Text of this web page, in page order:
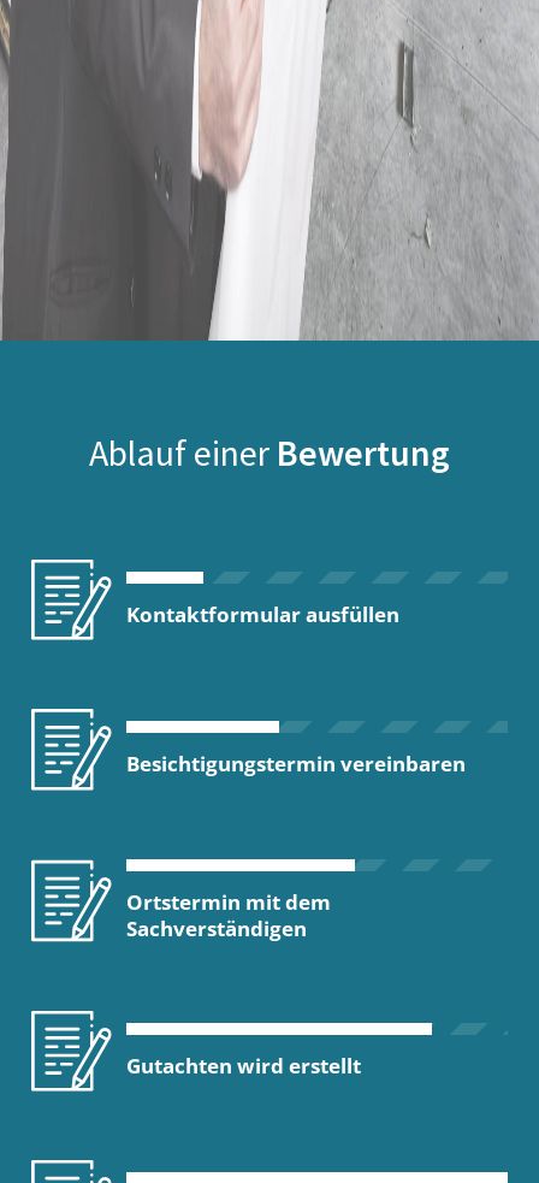
Ablauf einer Bewertung
Kontaktformular ausfüllen
Besichtigungstermin vereinbaren
Ortstermin mit dem
Sachverständigen
Gutachten wird erstellt